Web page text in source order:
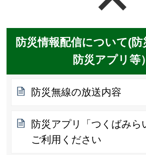
防災情報配信について(
防災アプリ等）
防災無線の放送内容
防災アプリ「つくばみら
ご利用ください